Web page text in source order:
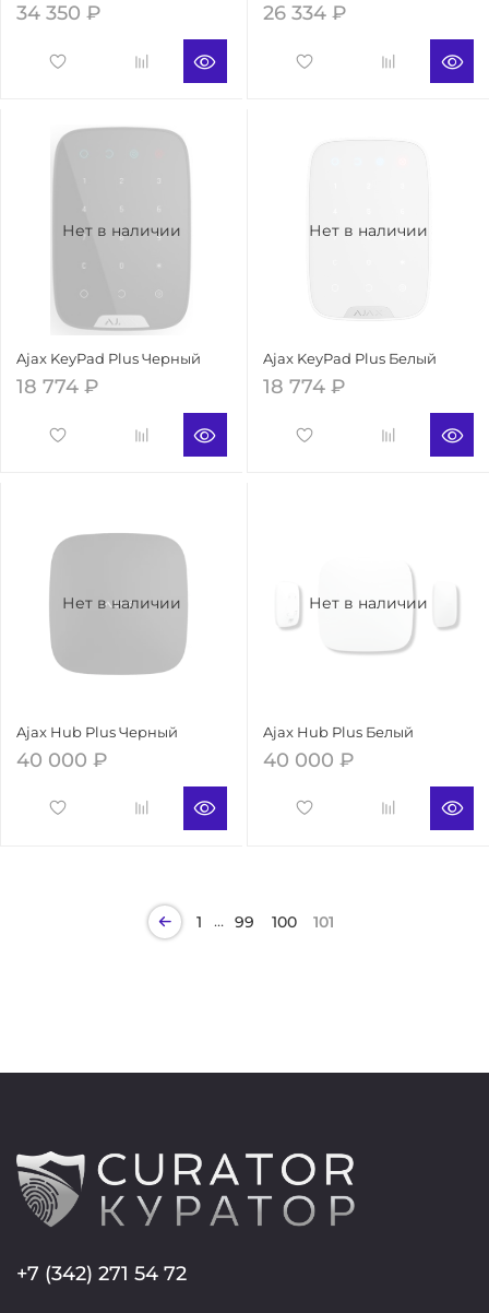
34 350 ₽ 26 334 ₽
Нет в наличии
Ajax KeyPad Plus Черный
18 774 ₽
Нет в наличии
Ajax KeyPad Plus Белый
18 774 ₽
Нет в наличии
Ajax Hub Plus Черный
40 000 ₽
Нет в наличии
Ajax Hub Plus Белый
40 000 ₽
1 … 99 100 101
+7 (342) 271 54 72